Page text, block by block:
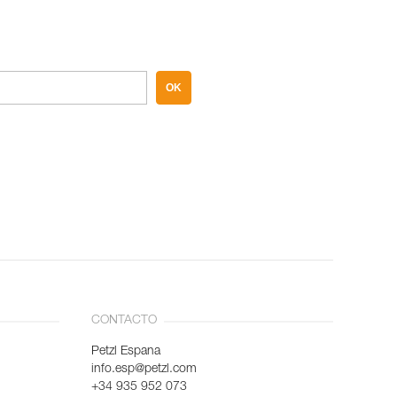
OK
CONTACTO
Petzl Espana
info.esp@petzl.com
+34 935 952 073